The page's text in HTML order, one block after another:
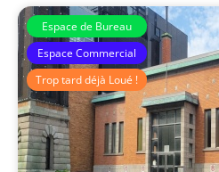
Espace de Bureau
Espace Commercial
Trop tard déjà Loué !